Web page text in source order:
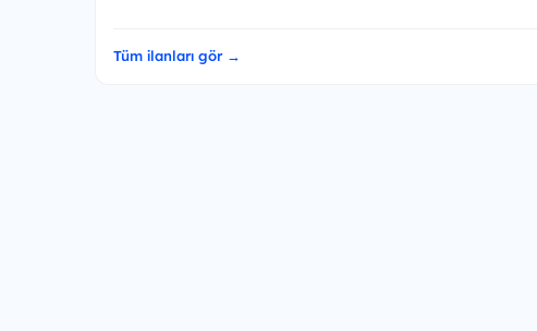
Tüm ilanları gör →